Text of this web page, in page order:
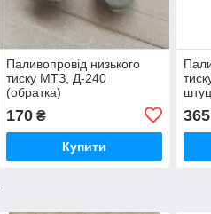
Паливопровід низького
тиску МТЗ, Д-240
(обратка)
170₴
Купити
365